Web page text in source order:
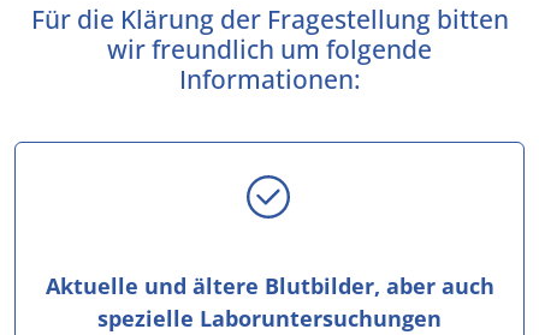
Für die Klärung der Fragestellung bitten
wir freundlich um folgende
Informationen:
Aktuelle und ältere Blutbilder, aber auch
spezielle Laboruntersuchungen